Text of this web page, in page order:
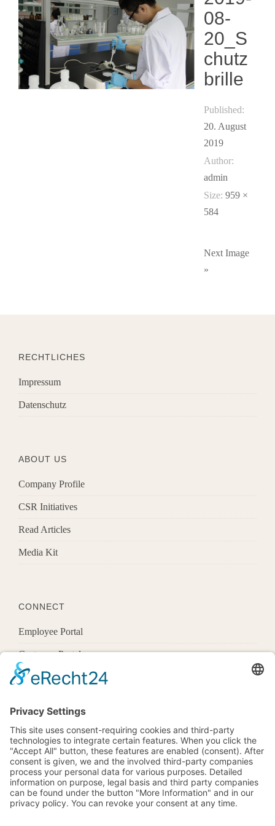
08-
20_S
chutz
brille
Published:
20. August
2019
Author:
admin
Size:959 ×
584
Next Image
»
RECHTLICHES
Impressum
Datenschutz
ABOUT US
Company Profile
CSR Initiatives
Read Articles
Media Kit
CONNECT
Employee Portal
Customer Portal
Offices